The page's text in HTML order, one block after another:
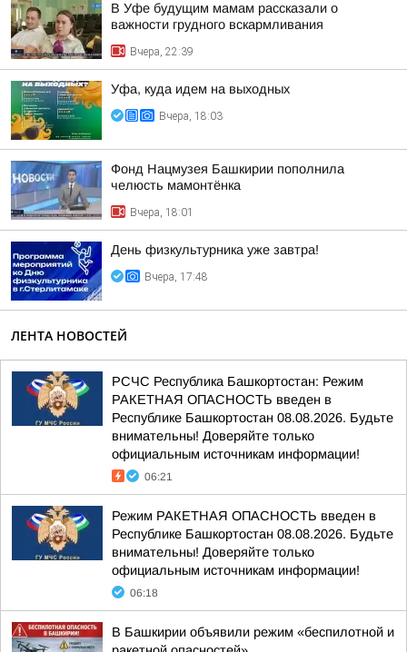
В Уфе будущим мамам рассказали о
важности грудного вскармливания
Вчера, 22:39
Уфа, куда идем на выходных
Вчера, 18:03
Фонд Нацмузея Башкирии пополнила
челюсть мамонтёнка
Вчера, 18:01
День физкультурника уже завтра!
Вчера, 17:48
ЛЕНТА НОВОСТЕЙ
РСЧС Республика Башкортостан: Режим
РАКЕТНАЯ ОПАСНОСТЬ введен в
Республике Башкортостан 08.08.2026. Будьте
внимательны! Доверяйте только
официальным источникам информации!
06:21
Режим РАКЕТНАЯ ОПАСНОСТЬ введен в
Республике Башкортостан 08.08.2026. Будьте
внимательны! Доверяйте только
официальным источникам информации!
06:18
В Башкирии объявили режим «беспилотной и